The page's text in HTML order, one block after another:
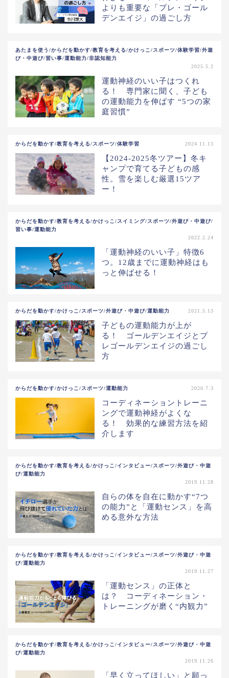
よりも重要な「プレ・ゴール
デンエイジ」の過ごし方
あたまを使う/からだを動かす/教育を考える/かけっこ/スポーツ/体験学習/外遊
び・中遊び/習い事/運動能力/非認知能力
2025.5.2
運動神経のいい子はつくれ
る！ 専門家に聞く、子ども
の運動能力を伸ばす “5つの家
庭習慣”
からだを動かす/教育を考える/スポーツ/体験学習 2024.11.13
【2024-2025冬ツアー】冬キ
ャンプで育てる子どもの感
性。雪を楽しむ厳選15ツア
ー！
からだを動かす/教育を考える/かけっこ/スイミング/スポーツ/外遊び・中遊び/
習い事/運動能力
2022.2.24
「運動神経のいい子」特徴6
つ。12歳までに運動神経はも
っと伸ばせる！
からだを動かす/かけっこ/スポーツ/外遊び・中遊び/運動能力 2021.5.13
子どもの運動能力が上が
る！ ゴールデンエイジとプ
レゴールデンエイジの過ごし
方
からだを動かす/かけっこ/スポーツ/運動能力 2020.7.3
コーディネーショントレーニ
ングで運動神経がよくな
る！ 効果的な練習方法を紹
介します
からだを動かす/教育を考える/かけっこ/インタビュー/スポーツ/外遊び・中遊
び/運動能力
2019.11.28
自らの体を自在に動かす“7つ
の能力”と「運動センス」を高
める意外な方法
からだを動かす/教育を考える/かけっこ/インタビュー/スポーツ/外遊び・中遊
び/運動能力
2019.11.27
「運動センス」の正体と
は？ コーディネーション・
トレーニングが磨く“内観力”
からだを動かす/教育を考える/かけっこ/インタビュー/スポーツ/外遊び・中遊
び/運動能力
2019.11.26
「早く立ってほしい」と願っ